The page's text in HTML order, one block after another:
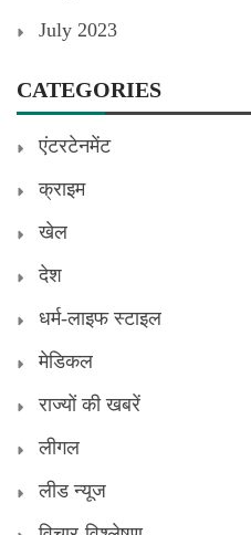
July 2023
CATEGORIES
एंटरटेनमेंट
क्राइम
खेल
देश
धर्म-लाइफ स्टाइल
मेडिकल
राज्यों की खबरें
लीगल
लीड न्यूज